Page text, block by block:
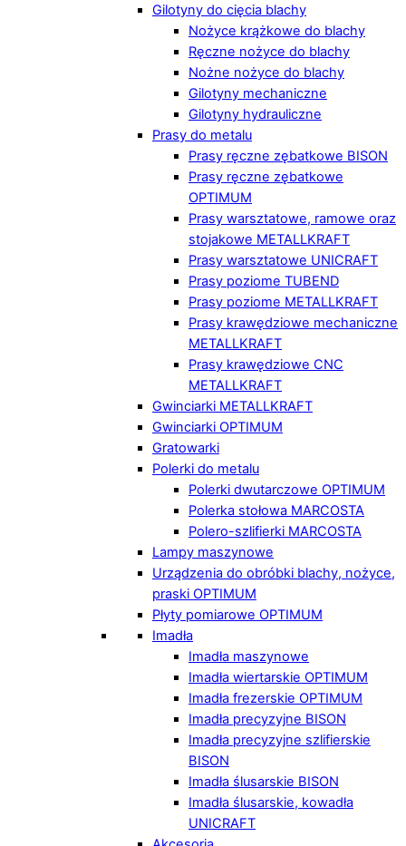
Gilotyny do cięcia blachy
Nożyce krążkowe do blachy
Ręczne nożyce do blachy
Nożne nożyce do blachy
Gilotyny mechaniczne
Gilotyny hydrauliczne
Prasy do metalu
Prasy ręczne zębatkowe BISON
Prasy ręczne zębatkowe
OPTIMUM
Prasy warsztatowe, ramowe oraz
stojakowe METALLKRAFT
Prasy warsztatowe UNICRAFT
Prasy poziome TUBEND
Prasy poziome METALLKRAFT
Prasy krawędziowe mechaniczne
METALLKRAFT
Prasy krawędziowe CNC
METALLKRAFT
Gwinciarki METALLKRAFT
Gwinciarki OPTIMUM
Gratowarki
Polerki do metalu
Polerki dwutarczowe OPTIMUM
Polerka stołowa MARCOSTA
Polero-szlifierki MARCOSTA
Lampy maszynowe
Urządzenia do obróbki blachy, nożyce,
praski OPTIMUM
Płyty pomiarowe OPTIMUM
Imadła
Imadła maszynowe
Imadła wiertarskie OPTIMUM
Imadła frezerskie OPTIMUM
Imadła precyzyjne BISON
Imadła precyzyjne szlifierskie
BISON
Imadła ślusarskie BISON
Imadła ślusarskie, kowadła
UNICRAFT